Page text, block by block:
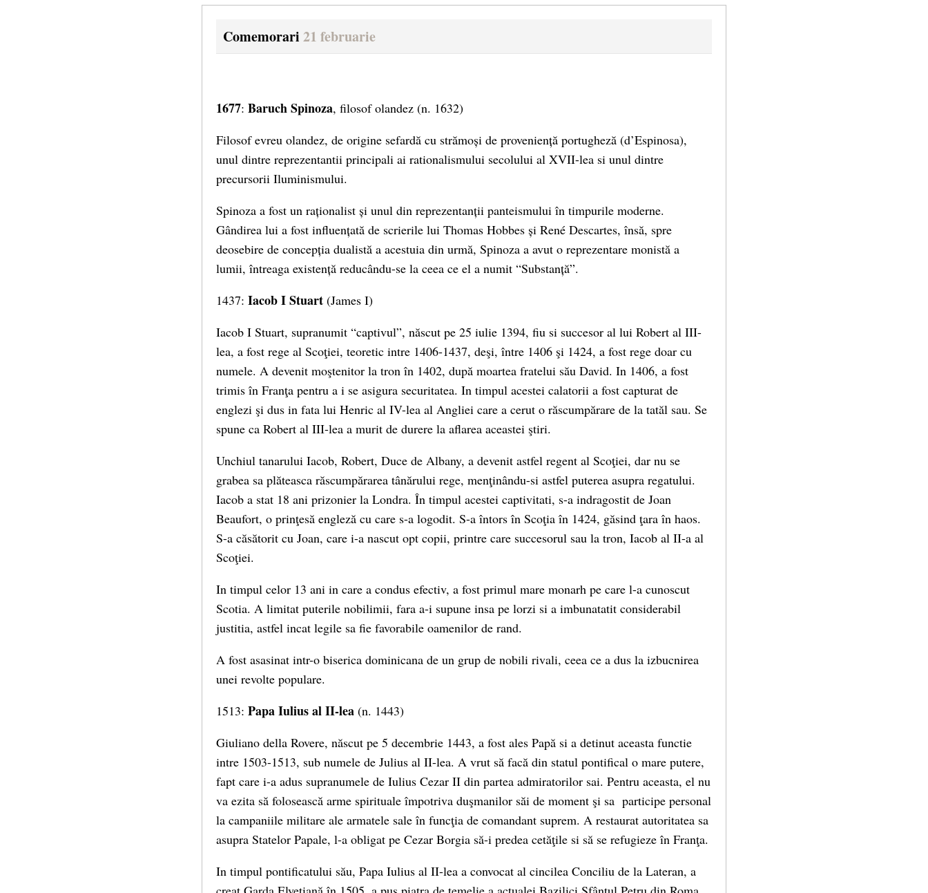
Comemorari 21 februarie
1677: Baruch Spinoza, filosof olandez (n. 1632)
Filosof evreu olandez, de origine sefardă cu strămoși de proveniență portugheză (d’Espinosa),
unul dintre reprezentantii principali ai rationalismului secolului al XVII-lea si unul dintre
precursorii Iluminismului.
Spinoza a fost un raționalist și unul din reprezentanții panteismului în timpurile moderne.
Gândirea lui a fost influențată de scrierile lui Thomas Hobbes și René Descartes, însă, spre
deosebire de concepția dualistă a acestuia din urmă, Spinoza a avut o reprezentare monistă a
lumii, întreaga existență reducându-se la ceea ce el a numit “Substanță”.
1437: Iacob I Stuart (James I)
Iacob I Stuart, supranumit “captivul”, născut pe 25 iulie 1394, fiu si succesor al lui Robert al III-
lea, a fost rege al Scoţiei, teoretic intre 1406-1437, deşi, între 1406 şi 1424, a fost rege doar cu
numele. A devenit moştenitor la tron în 1402, după moartea fratelui său David. In 1406, a fost
trimis în Franţa pentru a i se asigura securitatea. In timpul acestei calatorii a fost capturat de
englezi şi dus in fata lui Henric al IV-lea al Angliei care a cerut o răscumpărare de la tatăl sau. Se
spune ca Robert al III-lea a murit de durere la aflarea aceastei ştiri.
Unchiul tanarului Iacob, Robert, Duce de Albany, a devenit astfel regent al Scoţiei, dar nu se
grabea sa plăteasca răscumpărarea tânărului rege, menţinându-si astfel puterea asupra regatului.
Iacob a stat 18 ani prizonier la Londra. În timpul acestei captivitati, s-a indragostit de Joan
Beaufort, o prinţesă engleză cu care s-a logodit. S-a întors în Scoţia în 1424, găsind ţara în haos.
S-a căsătorit cu Joan, care i-a nascut opt copii, printre care succesorul sau la tron, Iacob al II-a al
Scoţiei.
In timpul celor 13 ani in care a condus efectiv, a fost primul mare monarh pe care l-a cunoscut
Scotia. A limitat puterile nobilimii, fara a-i supune insa pe lorzi si a imbunatatit considerabil
justitia, astfel incat legile sa fie favorabile oamenilor de rand.
A fost asasinat intr-o biserica dominicana de un grup de nobili rivali, ceea ce a dus la izbucnirea
unei revolte populare.
1513: Papa Iulius al II-lea (n. 1443)
Giuliano della Rovere, născut pe 5 decembrie 1443, a fost ales Papă si a detinut aceasta functie
intre 1503-1513, sub numele de Julius al II-lea. A vrut să facă din statul pontifical o mare putere,
fapt care i-a adus supranumele de Iulius Cezar II din partea admiratorilor sai. Pentru aceasta, el nu
va ezita să folosească arme spirituale împotriva duşmanilor săi de moment şi sa participe personal
la campaniile militare ale armatele sale în funcţia de comandant suprem. A restaurat autoritatea sa
asupra Statelor Papale, l-a obligat pe Cezar Borgia să-i predea cetăţile si să se refugieze în Franţa.
In timpul pontificatului său, Papa Iulius al II-lea a convocat al cincilea Conciliu de la Lateran, a